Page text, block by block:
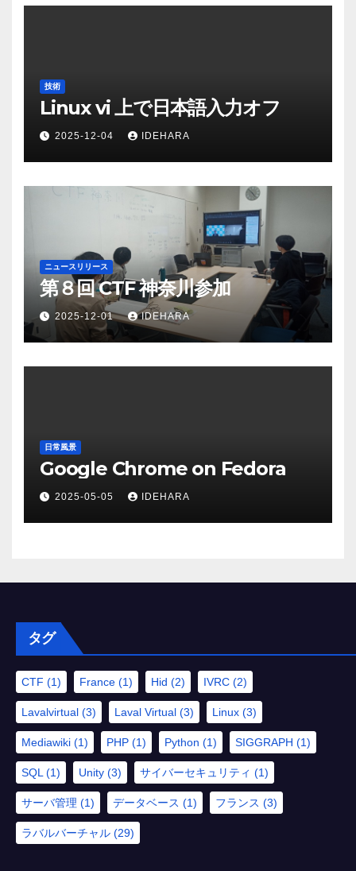
技術
Linux vi 上で日本語入力オフ
2025-12-04 IDEHARA
ニュースリリース
第８回 CTF 神奈川参加
2025-12-01 IDEHARA
日常風景
Google Chrome on Fedora
2025-05-05 IDEHARA
タグ
CTF (1) France (1) Hid (2) IVRC (2)
Lavalvirtual (3) Laval Virtual (3) Linux (3)
Mediawiki (1) PHP (1) Python (1) SIGGRAPH (1)
SQL (1) Unity (3) サイバーセキュリティ (1)
サーバ管理 (1) データベース (1) フランス (3)
ラバルバーチャル (29)